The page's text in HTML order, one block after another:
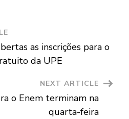
as inscrições para o
da UPE
NEXT ARTICLE
o Enem terminam na
quarta-feira